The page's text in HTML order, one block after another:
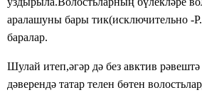
аралашуны бары тик(исключительно -
баралар.
Шулай итеп,әгәр дә без авктив
дәверендә татар телен бөтен